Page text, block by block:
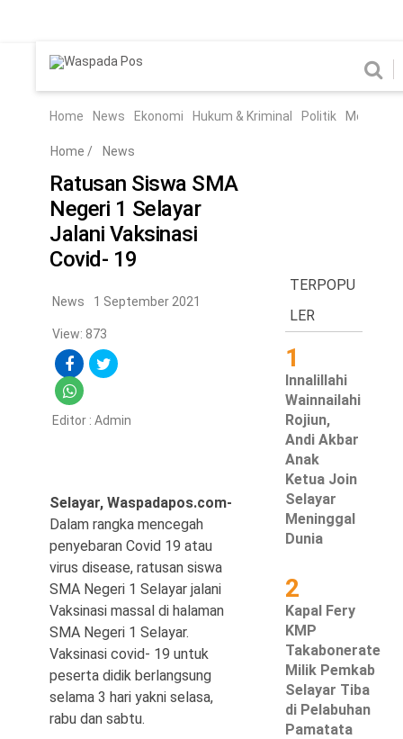
Ekonomi Hukum & Kriminal
Hiburan Pendidikan
Edukasi Tekno
News
Ekonomi
Metro
Hiburan
Pendidikan
Edukasi
Tekno
Home News Ekonomi Hukum & Kriminal Politik Metro
Home / News
Ratusan Siswa SMA
Negeri 1 Selayar
Jalani Vaksinasi
Covid- 19
News 1 September 2021
View: 873
Editor : Admin
Selayar, Waspadapos.com-
Dalam rangka mencegah
penyebaran Covid 19 atau
virus disease, ratusan siswa
SMA Negeri 1 Selayar jalani
Vaksinasi massal di halaman
SMA Negeri 1 Selayar.
Vaksinasi covid- 19 untuk
peserta didik berlangsung
selama 3 hari yakni selasa,
rabu dan sabtu.
TERPOPU
LER
1
Innalillahi
Wainnailahi
Rojiun,
Andi Akbar
Anak
Ketua Join
Selayar
Meninggal
Dunia
2
Kapal Fery
KMP
Takabonerate
Milik Pemkab
Selayar Tiba
di Pelabuhan
Pamatata